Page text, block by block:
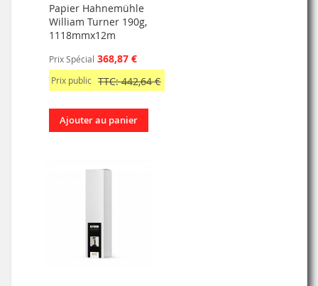
Papier Hahnemühle
William Turner 190g,
1118mmx12m
Prix Spécial 368,87 €
Prix public TTC: 442,64 €
Ajouter au panier